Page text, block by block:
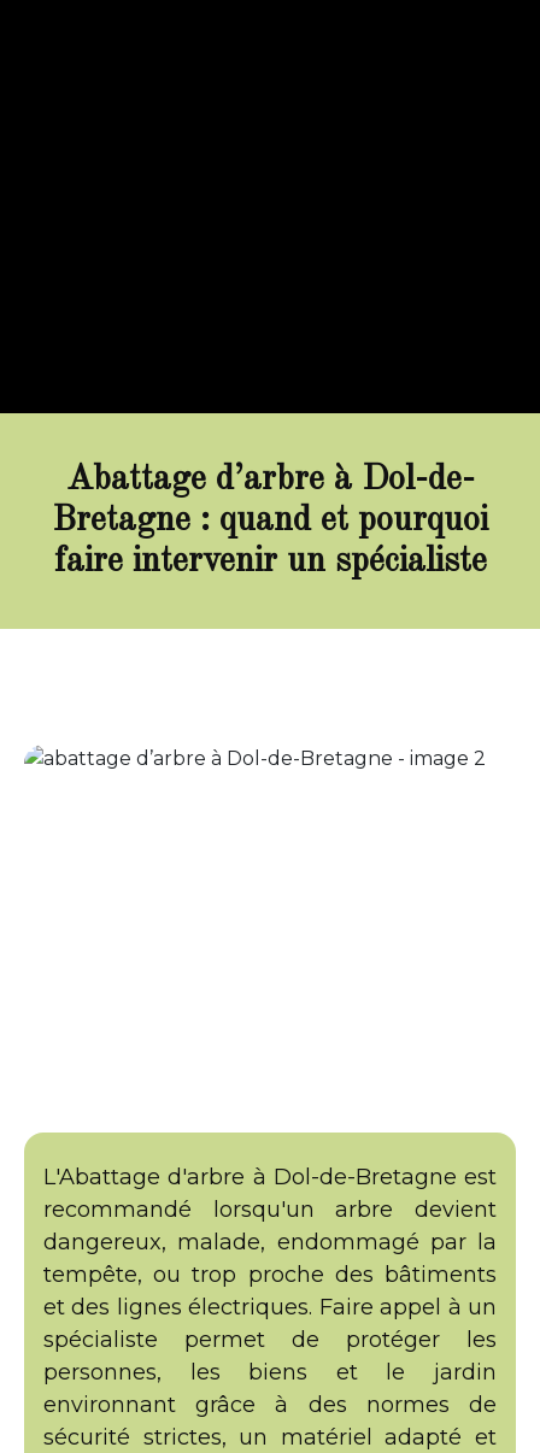
Abattage d’arbre à Dol-de-
Bretagne : quand et pourquoi
faire intervenir un spécialiste
L'Abattage d'arbre à Dol-de-Bretagne est
recommandé lorsqu'un arbre devient
dangereux, malade, endommagé par la
tempête, ou trop proche des bâtiments
et des lignes électriques. Faire appel à un
spécialiste permet de protéger les
personnes, les biens et le jardin
environnant grâce à des normes de
sécurité strictes, un matériel adapté et